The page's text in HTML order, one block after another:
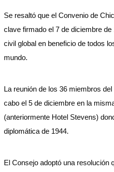
Se resaltó que el Convenio de
clave firmado el 7 de diciembre
civil global en beneficio de todos
mundo.
La reunión de los 36 miembros
cabo el 5 de diciembre en la
(anteriormente Hotel Stevens)
diplomática de 1944.
El Consejo adoptó una resolución